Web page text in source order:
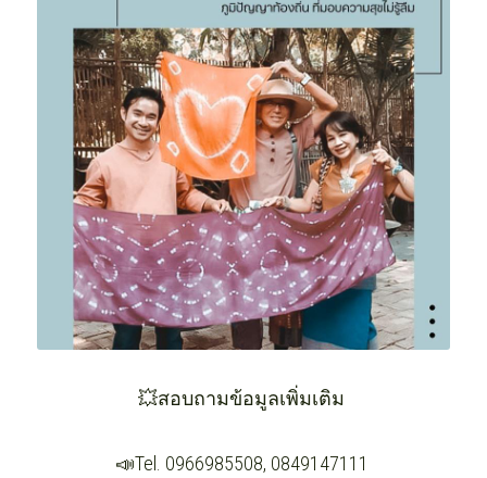
💥สอบถามข้อมูลเพิ่มเติม
📣Tel. 0966985508, 0849147111